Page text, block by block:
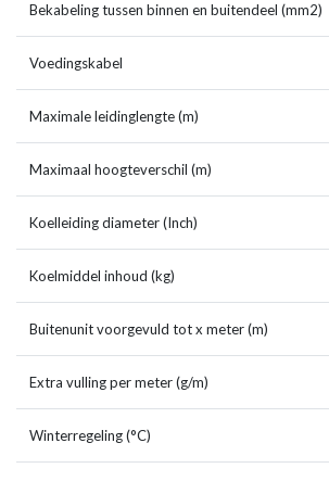
Bekabeling tussen binnen en buitendeel (mm2)
Voedingskabel
Maximale leidinglengte (m)
Maximaal hoogteverschil (m)
Koelleiding diameter (Inch)
Koelmiddel inhoud (kg)
Buitenunit voorgevuld tot x meter (m)
Extra vulling per meter (g/m)
Winterregeling (°C)